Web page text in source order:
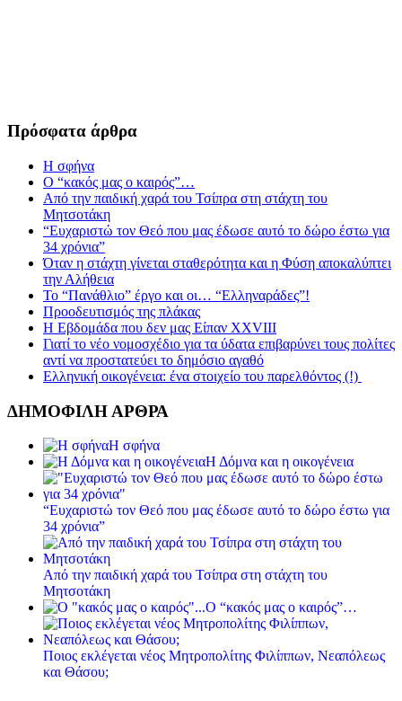
Πρόσφατα άρθρα
Η σφήνα
Ο “κακός μας ο καιρός”…
Από την παιδική χαρά του Τσίπρα στη στάχτη του
Μητσοτάκη
“Ευχαριστώ τον Θεό που μας έδωσε αυτό το δώρο έστω για
34 χρόνια”
Όταν η στάχτη γίνεται σταθερότητα και η Φύση αποκαλύπτει
την Αλήθεια
Το “Πανάθλιο” έργο και οι… “Ελληναράδες”!
Προοδευτισμός της πλάκας
Η Εβδομάδα που δεν μας Είπαν XXVIII
Γιατί το νέο νομοσχέδιο για τα ύδατα επιβαρύνει τους πολίτες
αντί να προστατεύει το δημόσιο αγαθό
Ελληνική οικογένεια: ένα στοιχείο του παρελθόντος (!)
ΔΗΜΟΦΙΛΗ ΑΡΘΡΑ
Η σφήνα
Η Δόμνα και η οικογένεια
“Ευχαριστώ τον Θεό που μας έδωσε αυτό το δώρο έστω για
34 χρόνια”
Από την παιδική χαρά του Τσίπρα στη στάχτη του
Μητσοτάκη
Ο “κακός μας ο καιρός”…
Ποιος εκλέγεται νέος Μητροπολίτης Φιλίππων, Νεαπόλεως
και Θάσου;